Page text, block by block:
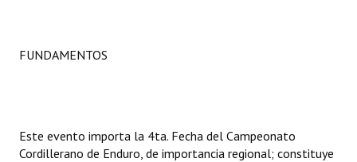
Antiguos Pobladores
FUNDAMENTOS
Este evento importa la 4ta. Fecha del Campeonato
Cordillerano de Enduro, de importancia regional; constituye